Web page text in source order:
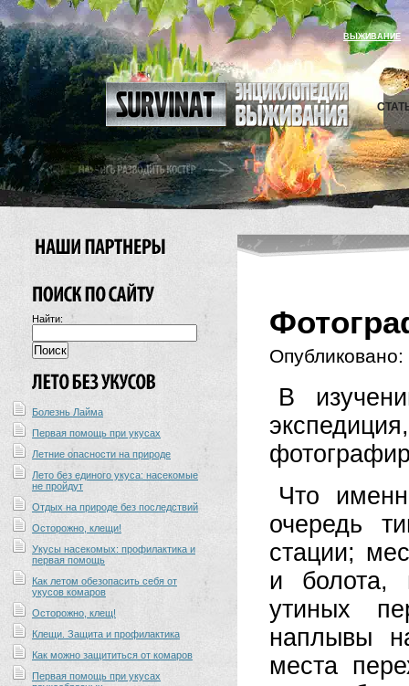
ВЫЖИВАНИЕ
Найти:
Болезнь Лайма
Первая помощь при укусах
Летние опасности на природе
Лето без единого укуса: насекомые
не пройдут
Отдых на природе без последствий
Осторожно, клещи!
Укусы насекомых: профилактика и
первая помощь
Как летом обезопасить себя от
укусов комаров
Осторожно, клещ!
Клещи. Защита и профилактика
Как можно защититься от комаров
Первая помощь при укусах
Опубликовано:
В
Что
очередь
стации;
и болота,
утиных
наплывы
места